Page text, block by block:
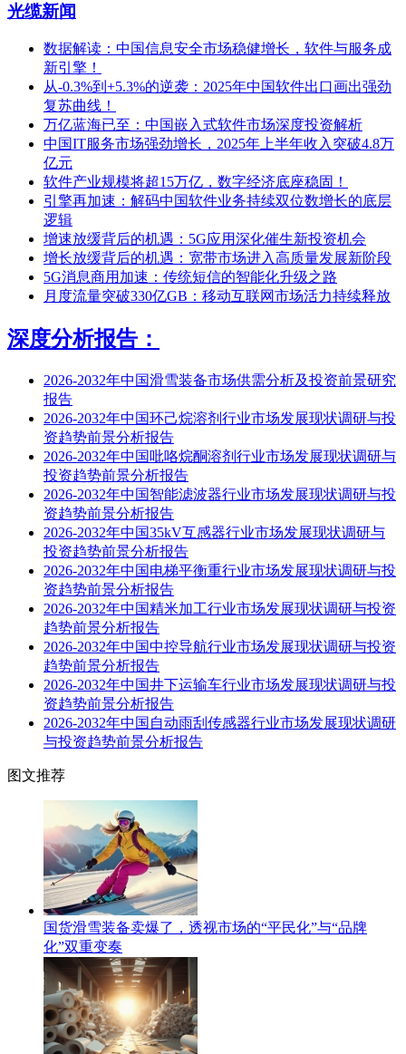
光缆新闻
数据解读：中国信息安全市场稳健增长，软件与服务成
新引擎！
从-0.3%到+5.3%的逆袭：2025年中国软件出口画出强劲
复苏曲线！
万亿蓝海已至：中国嵌入式软件市场深度投资解析
中国IT服务市场强劲增长，2025年上半年收入突破4.8万
亿元
软件产业规模将超15万亿，数字经济底座稳固！
引擎再加速：解码中国软件业务持续双位数增长的底层
逻辑
增速放缓背后的机遇：5G应用深化催生新投资机会
增长放缓背后的机遇：宽带市场进入高质量发展新阶段
5G消息商用加速：传统短信的智能化升级之路
月度流量突破330亿GB：移动互联网市场活力持续释放
深度分析报告：
2026-2032年中国滑雪装备市场供需分析及投资前景研究
报告
2026-2032年中国环己烷溶剂行业市场发展现状调研与投
资趋势前景分析报告
2026-2032年中国吡咯烷酮溶剂行业市场发展现状调研与
投资趋势前景分析报告
2026-2032年中国智能滤波器行业市场发展现状调研与投
资趋势前景分析报告
2026-2032年中国35kV互感器行业市场发展现状调研与
投资趋势前景分析报告
2026-2032年中国电梯平衡重行业市场发展现状调研与投
资趋势前景分析报告
2026-2032年中国精米加工行业市场发展现状调研与投资
趋势前景分析报告
2026-2032年中国中控导航行业市场发展现状调研与投资
趋势前景分析报告
2026-2032年中国井下运输车行业市场发展现状调研与投
资趋势前景分析报告
2026-2032年中国自动雨刮传感器行业市场发展现状调研
与投资趋势前景分析报告
图文推荐
国货滑雪装备卖爆了，透视市场的“平民化”与“品牌
化”双重变奏